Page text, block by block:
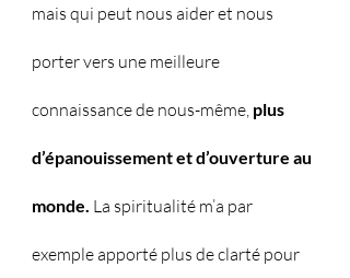
mais qui peut nous aider et nous
porter vers une meilleure
connaissance de nous-même, plus
d’épanouissement et d’ouverture au
monde. La spiritualité m’a par
exemple apporté plus de clarté pour